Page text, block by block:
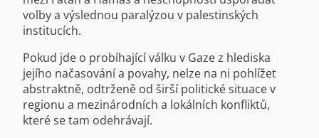
volby a výslednou paralýzou v palestinských
institucích.
Pokud jde o probíhající válku v Gaze z hlediska
jejího načasování a povahy, nelze na ni pohlížet
abstraktně, odtrženě od širší politické situace v
regionu a mezinárodních a lokálních konfliktů,
které se tam odehrávají.